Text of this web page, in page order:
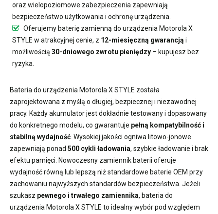
oraz wielopoziomowe zabezpieczenia zapewniają
bezpieczeństwo użytkowania i ochronę urządzenia.
Oferujemybaterię zamienną do urządzenia Motorola X
STYLE w atrakcyjnej cenie, z 12-miesięczną gwarancją i
możliwością 30-dniowego zwrotu pieniędzy – kupujesz bez
ryzyka.
Bateria do urządzenia Motorola X STYLE została
zaprojektowana z myślą o długiej, bezpiecznej i niezawodnej
pracy. Każdy akumulator jest dokładnie testowany i dopasowany
do konkretnego modelu, co gwarantuje pełną kompatybilność i
stabilną wydajność . Wysokiej jakości ogniwa litowo-jonowe
zapewniają ponad 500 cykli ładowania, szybkie ładowanie i brak
efektu pamięci. Nowoczesny zamiennik baterii oferuje
wydajność równą lub lepszą niż standardowe baterie OEM przy
zachowaniu najwyższych standardów bezpieczeństwa. Jeżeli
szukasz pewnego i trwałego zamiennika, bateria do
urządzenia Motorola X STYLE to idealny wybór pod względem